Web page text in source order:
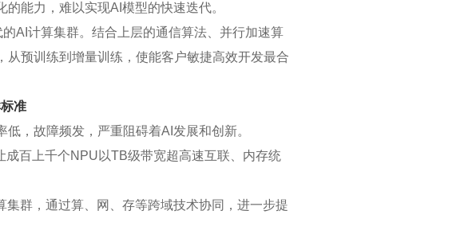
能力，难以实现AI模型的快速迭代。
AI计算集群。结合上层的通信算法、并行加速算
预训练到增量训练，使能客户敏捷高效开发最合
准
，故障频发，严重阻碍着AI发展和创新。
百上千个NPU以TB级带宽超高速互联、内存统
群，通过算、网、存等跨域技术协同，进一步提